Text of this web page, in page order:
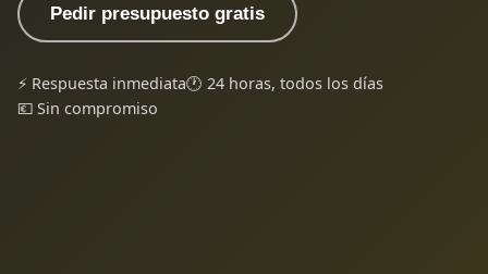
Pedir presupuesto gratis
⚡ Respuesta inmediata🕐 24 horas, todos los días
💶 Sin compromiso